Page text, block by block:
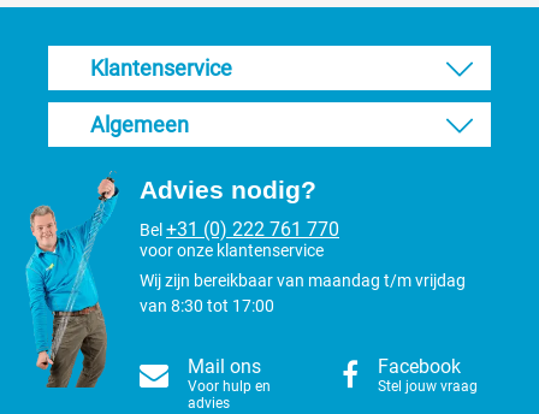
Klantenservice
Algemeen
Advies nodig?
Bel +31 (0) 222 761 770
voor onze klantenservice
Wij zijn bereikbaar van maandag t/m vrijdag
van 8:30 tot 17:00
Mail ons
Voor hulp en
advies
Facebook
Stel jouw vraag